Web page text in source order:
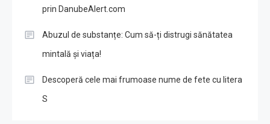
prin DanubeAlert.com
Abuzul de substanțe: Cum să-ți distrugi sănătatea
mintală și viața!
Descoperă cele mai frumoase nume de fete cu litera
S